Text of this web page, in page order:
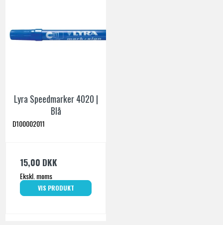
Lyra Speedmarker 4020 |
Blå
D100002011
15,00 DKK
Ekskl. moms
VIS PRODUKT